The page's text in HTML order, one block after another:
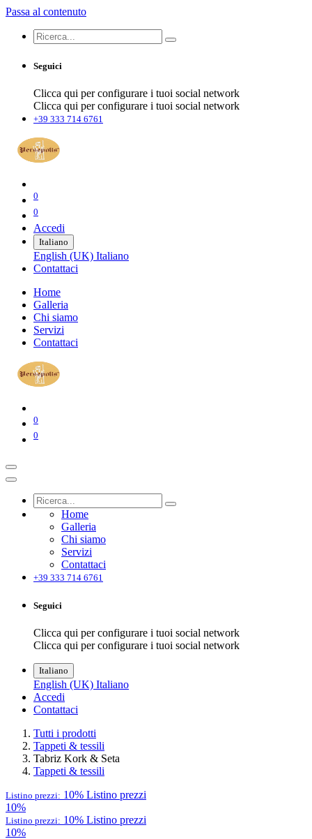
Passa al contenuto
Seguici
Clicca qui per configurare i tuoi social network
Clicca qui per configurare i tuoi social network
+39 333 714 6761
0
0
Accedi
Italiano
English (UK) Italiano
Contattaci
Home
Galleria
Chi siamo
Servizi
Contattaci
0
0
Home
Galleria
Chi siamo
Servizi
Contattaci
+39 333 714 6761
Seguici
Clicca qui per configurare i tuoi social network
Clicca qui per configurare i tuoi social network
Italiano
English (UK) Italiano
Accedi
Contattaci
Tutti i prodotti
Tappeti & tessili
Tabriz Kork & Seta
Tappeti & tessili
Listino prezzi: 10% Listino prezzi
10%
Listino prezzi: 10% Listino prezzi
10%